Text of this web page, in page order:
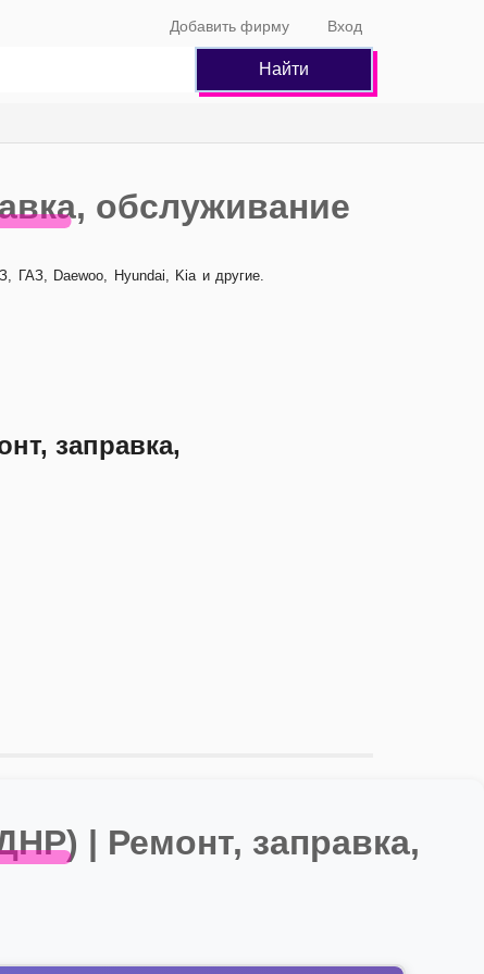
Добавить фирму Вход
Найти
обслуживание
ГАЗ, Daewoo, Hyundai, Kia и другие.
заправка,
| Ремонт, заправка,